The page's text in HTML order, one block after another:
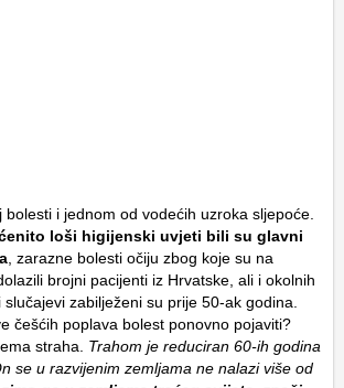
bolesti i jednom od vodećih uzroka sljepoće.
loši higijenski uvjeti bili su glavni
, zarazne bolesti očiju zbog koje su na
brojni pacijenti iz Hrvatske, ali i okolnih
zabilježeni su prije 50-ak godina.
češćih poplava bolest ponovno pojaviti?
straha.
Trahom je reduciran 60-ih godina
se u razvijenim zemljama ne nalazi više od